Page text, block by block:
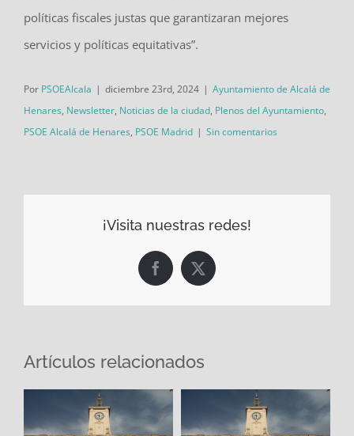
políticas fiscales justas que garantizaran mejores
servicios y políticas equitativas”.
Por PSOEAlcala | diciembre 23rd, 2024 | Ayuntamiento de Alcalá de
Henares, Newsletter, Noticias de la ciudad, Plenos del Ayuntamiento,
PSOE Alcalá de Henares, PSOE Madrid | Sin comentarios
¡Visita nuestras redes!
Facebook
X
Artículos relacionados